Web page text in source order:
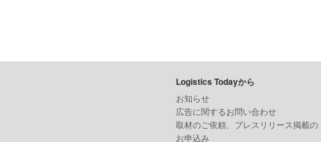
Logistics Todayから
お知らせ
広告に関するお問い合わせ
取材のご依頼、プレスリリース掲載の
お申込み